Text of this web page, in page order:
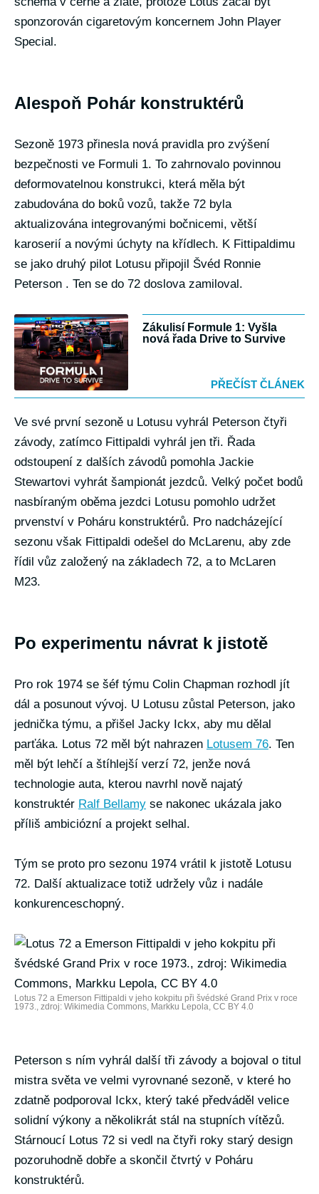
sponzorován cigaretovým koncernem John Player
Special.
Alespoň Pohár konstruktérů
Sezoně 1973 přinesla nová pravidla pro zvýšení
bezpečnosti ve Formuli 1. To zahrnovalo povinnou
deformovatelnou konstrukci, která měla být
zabudována do boků vozů, takže 72 byla
aktualizována integrovanými bočnicemi, větší
karoserií a novými úchyty na křídlech. K Fittipaldimu
se jako druhý pilot Lotusu připojil Švéd Ronnie
Peterson . Ten se do 72 doslova zamiloval.
Zákulisí Formule 1: Vyšla
nová řada Drive to Survive
PŘEČÍST ČLÁNEK
Ve své první sezoně u Lotusu vyhrál Peterson čtyři
závody, zatímco Fittipaldi vyhrál jen tři. Řada
odstoupení z dalších závodů pomohla Jackie
Stewartovi vyhrát šampionát jezdců. Velký počet bodů
nasbíraným oběma jezdci Lotusu pomohlo udržet
prvenství v Poháru konstruktérů. Pro nadcházející
sezonu však Fittipaldi odešel do McLarenu, aby zde
řídil vůz založený na základech 72, a to McLaren
M23.
Po experimentu návrat k jistotě
Pro rok 1974 se šéf týmu Colin Chapman rozhodl jít
dál a posunout vývoj. U Lotusu zůstal Peterson, jako
jednička týmu, a přišel Jacky Ickx, aby mu dělal
parťáka. Lotus 72 měl být nahrazen Lotusem 76. Ten
měl být lehčí a štíhlejší verzí 72, jenže nová
technologie auta, kterou navrhl nově najatý
konstruktér Ralf Bellamy se nakonec ukázala jako
příliš ambiciózní a projekt selhal.
Tým se proto pro sezonu 1974 vrátil k jistotě Lotusu
72. Další aktualizace totiž udržely vůz i nadále
konkurenceschopný.
Lotus 72 a Emerson Fittipaldi v jeho kokpitu při švédské Grand Prix v roce
1973., zdroj: Wikimedia Commons, Markku Lepola, CC BY 4.0
Peterson s ním vyhrál další tři závody a bojoval o titul
mistra světa ve velmi vyrovnané sezoně, v které ho
zdatně podporoval Ickx, který také předváděl velice
solidní výkony a několikrát stál na stupních vítězů.
Stárnoucí Lotus 72 si vedl na čtyři roky starý design
pozoruhodně dobře a skončil čtvrtý v Poháru
konstruktérů.